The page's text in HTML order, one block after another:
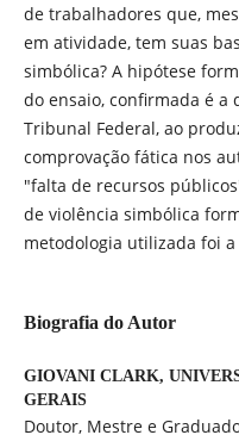
de trabalhadores que,
em atividade, tem suas
simbólica? A hipótese
do ensaio, confirmada é a
Tribunal Federal, ao
comprovação fática nos
"falta de recursos
de violência simbólica
metodologia utilizada foi
Biografia do Autor
GIOVANI CLARK,
GERAIS
Doutor, Mestre e